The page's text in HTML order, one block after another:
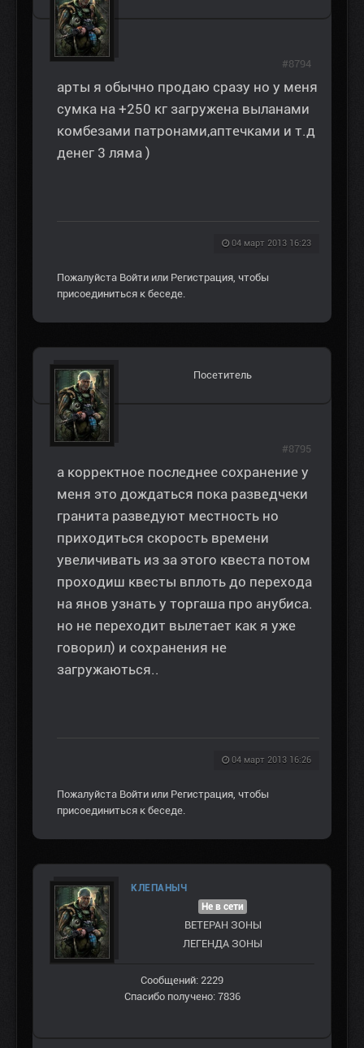
арты я обычно продаю сразу но у меня
сумка на +250 кг загружена выланами
комбезами патронами,аптечками и т.д
денег 3 ляма )
04 март 2013 16:23
#8794
Пожалуйста Войти или Регистрация , чтобы
присоединиться к беседе.
Посетитель
а корректное последнее сохранение у
меня это дождаться пока разведчеки
гранита разведуют местность но
приходиться скорость времени
увеличивать из за этого квеста потом
проходиш квесты вплоть до перехода
на янов узнать у торгаша про анубиса.
но не переходит вылетает как я уже
говорил) и сохранения не
загружаються..
04 март 2013 16:26
#8795
Пожалуйста Войти или Регистрация , чтобы
присоединиться к беседе.
КЛЕПАНЫЧ
Не в сети
ВЕТЕРАН ЗOНЫ
ЛЕГЕНДА ЗОНЫ
Сообщений: 2229
Спасибо получено: 7836